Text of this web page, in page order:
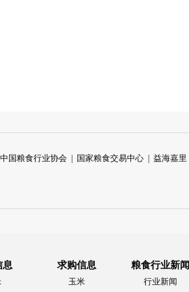
中国粮食行业协会 国家粮食交易中心 益海嘉里
息 求购信息
玉米
粮食行业新闻
行业新闻